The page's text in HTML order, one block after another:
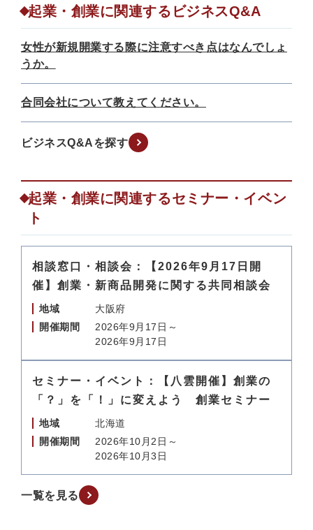
起業・創業に関連するビジネスQ&A
女性が新規開業する際に注意すべき点はなんでしょ
うか。
合同会社について教えてください。
ビジネスQ&Aを探す
起業・創業に関連するセミナー・イベン
ト
相談窓口・相談会：【2026年9月17日開
催】創業・新商品開発に関する共同相談会
地域
大阪府
開催期間
2026年9月17日～
2026年9月17日
セミナー・イベント：【八雲開催】創業の
「？」を「！」に変えよう 創業セミナー
地域
北海道
開催期間
2026年10月2日～
2026年10月3日
一覧を見る